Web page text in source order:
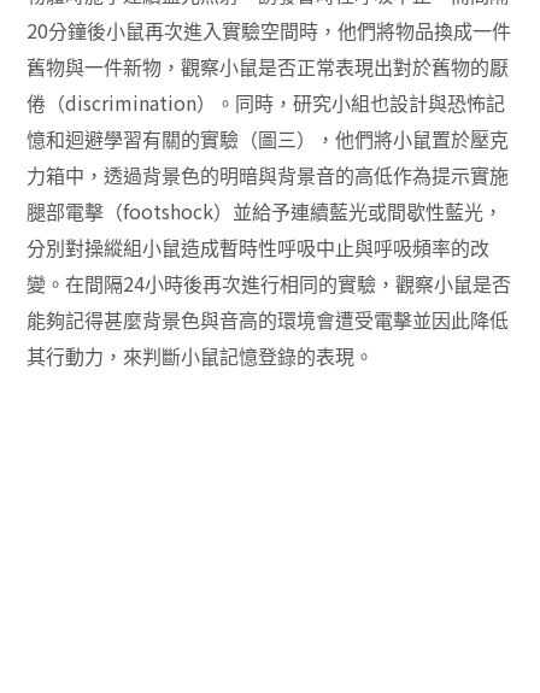
20分鐘後小鼠再次進入實驗空間時，他們將物品換成一件
舊物與一件新物，觀察小鼠是否正常表現出對於舊物的厭
倦（discrimination）。同時，研究小組也設計與恐怖記
憶和迴避學習有關的實驗（圖三），他們將小鼠置於壓克
力箱中，透過背景色的明暗與背景音的高低作為提示實施
腿部電擊（footshock）並給予連續藍光或間歇性藍光，
分別對操縱組小鼠造成暫時性呼吸中止與呼吸頻率的改
變。在間隔24小時後再次進行相同的實驗，觀察小鼠是否
能夠記得甚麼背景色與音高的環境會遭受電擊並因此降低
其行動力，來判斷小鼠記憶登錄的表現。